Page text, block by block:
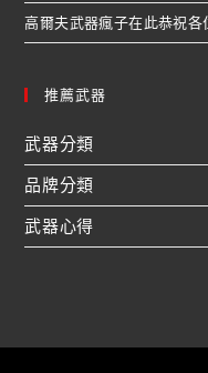
高爾夫武器瘋子在此恭祝各
推薦武器
武器分類
品牌分類
武器心得